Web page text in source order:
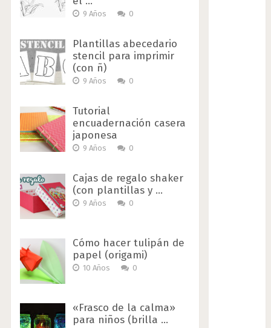
9 Años 0
Plantillas abecedario
stencil para imprimir
(con ñ)
9 Años 0
Tutorial
encuadernación casera
japonesa
9 Años 0
Cajas de regalo shaker
(con plantillas y …
9 Años 0
Cómo hacer tulipán de
papel (origami)
10 Años 0
«Frasco de la calma»
para niños (brilla …